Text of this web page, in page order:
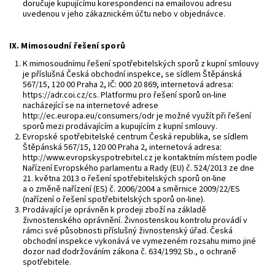
doručuje kupujícímu korespondenci na emailovou adresu
uvedenou v jeho zákaznickém účtu nebo v objednávce.
IX. Mimosoudní řešení sporů
K mimosoudnímu řešení spotřebitelských sporů z kupní smlouvy
je příslušná Česká obchodní inspekce, se sídlem Štěpánská
567/15, 120 00 Praha 2, IČ: 000 20 869, internetová adresa:
https://adr.coi.cz/cs. Platformu pro řešení sporů on-line
nacházející se na internetové adrese
http://ec.europa.eu/consumers/odr je možné využít při řešení
sporů mezi prodávajícím a kupujícím z kupní smlouvy.
Evropské spotřebitelské centrum Česká republika, se sídlem
Štěpánská 567/15, 120 00 Praha 2, internetová adresa:
http://www.evropskyspotrebitel.cz je kontaktním místem podle
Nařízení Evropského parlamentu a Rady (EU) č. 524/2013 ze dne
21. května 2013 o řešení spotřebitelských sporů on-line
a o změně nařízení (ES) č. 2006/2004 a směrnice 2009/22/ES
(nařízení o řešení spotřebitelských sporů on-line).
Prodávající je oprávněn k prodeji zboží na základě
živnostenského oprávnění. Živnostenskou kontrolu provádí v
rámci své působnosti příslušný živnostenský úřad. Česká
obchodní inspekce vykonává ve vymezeném rozsahu mimo jiné
dozor nad dodržováním zákona č. 634/1992 Sb., o ochraně
spotřebitele.